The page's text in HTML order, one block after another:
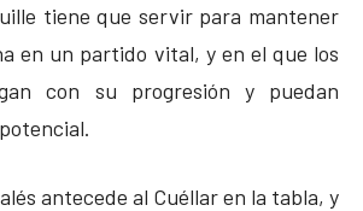
tiene que servir para mantener
en un partido vital, y en el que los
con su progresión y puedan
antecede al Cuéllar en la tabla, y